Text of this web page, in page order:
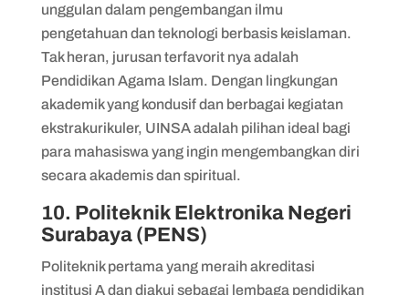
unggulan dalam pengembangan ilmu
pengetahuan dan teknologi berbasis keislaman.
Tak heran, jurusan terfavorit nya adalah
Pendidikan Agama Islam. Dengan lingkungan
akademik yang kondusif dan berbagai kegiatan
ekstrakurikuler, UINSA adalah pilihan ideal bagi
para mahasiswa yang ingin mengembangkan diri
secara akademis dan spiritual.
10. Politeknik Elektronika Negeri
Surabaya (PENS)
Politeknik pertama yang meraih akreditasi
institusi A dan diakui sebagai lembaga pendidikan